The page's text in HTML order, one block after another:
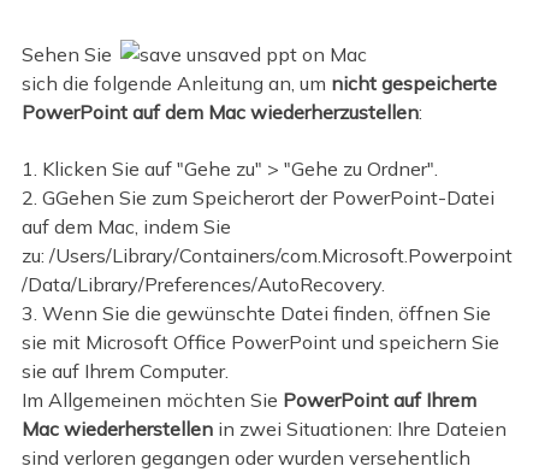
Sehen Sie
sich die folgende Anleitung an, um nicht gespeicherte
PowerPoint auf dem Mac wiederherzustellen:
1. Klicken Sie auf "Gehe zu" > "Gehe zu Ordner".
2. GGehen Sie zum Speicherort der PowerPoint-Datei
auf dem Mac, indem Sie
zu: /Users/Library/Containers/com.Microsoft.Powerpoint
/Data/Library/Preferences/AutoRecovery.
3. Wenn Sie die gewünschte Datei finden, öffnen Sie
sie mit Microsoft Office PowerPoint und speichern Sie
sie auf Ihrem Computer.
Im Allgemeinen möchten Sie PowerPoint auf Ihrem
Mac wiederherstellenin zwei Situationen: Ihre Dateien
sind verloren gegangen oder wurden versehentlich